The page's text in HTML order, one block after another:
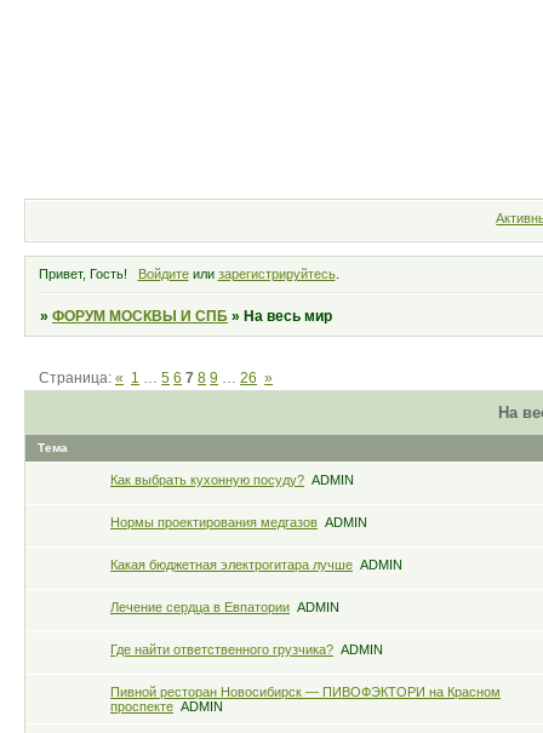
Привет, Гость! Войдитеили зарегистрируйтесь.
»ФОРУМ МОСКВЫ И СПБ »На весь мир
На
Страница:« 1 … 5 6 7 8 9 … 26 »
Тема
Как выбрать кухонную посуду? ADMIN
Нормы проектирования медгазов ADMIN
Какая бюджетная электрогитара лучше ADMIN
Лечение сердца в Евпатории ADMIN
Где найти ответственного грузчика? ADMIN
Пивной ресторан Новосибирск — ПИВОФЭКТОРИ на Красном
проспекте ADMIN